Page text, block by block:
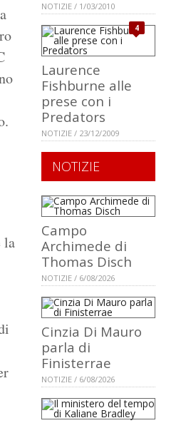
la
NOTIZIE / 1/03/2010
4
Laurence
Fishburne alle
prese con i
Predators
NOTIZIE / 23/12/2009
NOTIZIE
Campo
Archimede di
Thomas Disch
NOTIZIE / 6/08/2026
Cinzia Di Mauro
parla di
Finisterrae
NOTIZIE / 6/08/2026